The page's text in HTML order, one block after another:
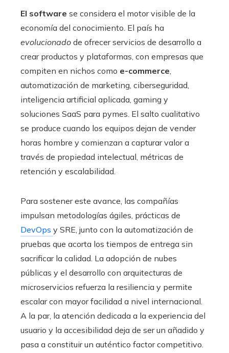
El software se considera el motor visible de la
economía del conocimiento. El país ha
evolucionado de ofrecer servicios de desarrollo a
crear productos y plataformas, con empresas que
compiten en nichos como e-commerce,
automatización de marketing, ciberseguridad,
inteligencia artificial aplicada, gaming y
soluciones SaaS para pymes. El salto cualitativo
se produce cuando los equipos dejan de vender
horas hombre y comienzan a capturar valor a
través de propiedad intelectual, métricas de
retención y escalabilidad.
Para sostener este avance, las compañías
impulsan metodologías ágiles, prácticas de
DevOps y SRE, junto con la automatización de
pruebas que acorta los tiempos de entrega sin
sacrificar la calidad. La adopción de nubes
públicas y el desarrollo con arquitecturas de
microservicios refuerza la resiliencia y permite
escalar con mayor facilidad a nivel internacional.
A la par, la atención dedicada a la experiencia del
usuario y la accesibilidad deja de ser un añadido y
pasa a constituir un auténtico factor competitivo.